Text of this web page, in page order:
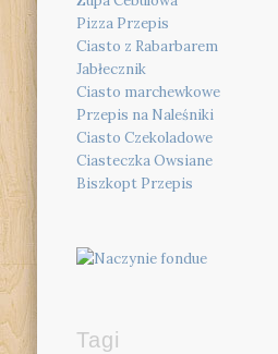
Pizza Przepis
Ciasto z Rabarbarem
Jabłecznik
Ciasto marchewkowe
Przepis na Naleśniki
Ciasto Czekoladowe
Ciasteczka Owsiane
Biszkopt Przepis
Tagi